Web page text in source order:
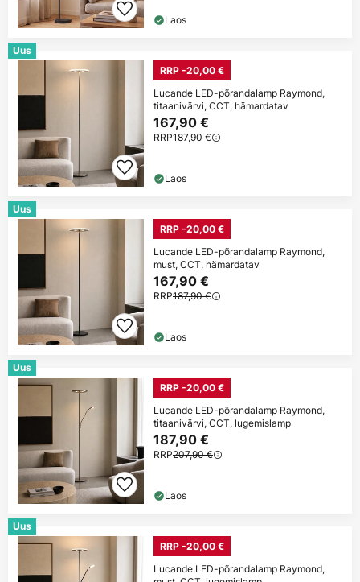
Laos
Uus
RRP -20,00 €
Lucande LED-põrandalamp Raymond,
titaanivärvi, CCT, hämardatav
167,90 €
RRP187,90 €
Laos
Uus
RRP -20,00 €
Lucande LED-põrandalamp Raymond,
must, CCT, hämardatav
167,90 €
RRP187,90 €
Laos
Uus
RRP -20,00 €
Lucande LED-põrandalamp Raymond,
titaanivärvi, CCT, lugemislamp
187,90 €
RRP207,90 €
Laos
Uus
RRP -20,00 €
Lucande LED-põrandalamp Raymond,